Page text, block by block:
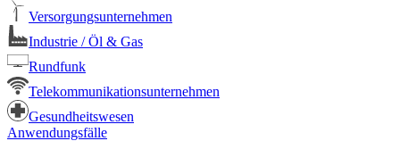
Versorgungsunternehmen
Industrie / Öl & Gas
Rundfunk
Telekommunikationsunternehmen
Gesundheitswesen
Anwendungsfälle